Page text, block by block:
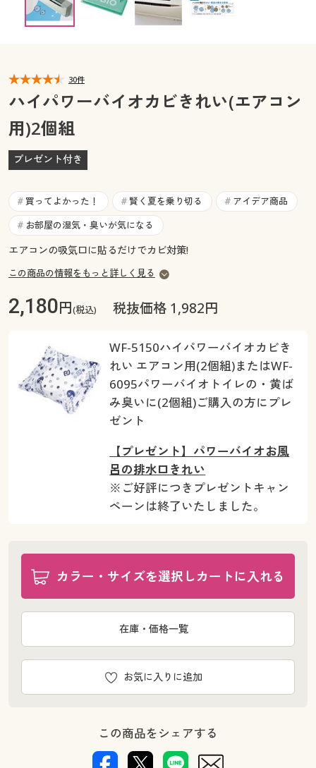
カタログ無料プレゼント
マイページ
閲覧履歴
お気に入り
サポート
ご利用ガイド
よくある質問とお問い合わせ
会員メニュー
閲覧履歴
お気に入り
サポート
ご利用ガイド
よくある質問とお問い合わせ
30件
ハイパワーバイオカビきれい(エアコン
用)2個組
プレゼント付き
# 買ってよかった！ # 賢く夏を乗り切る # アイデア商品
# お部屋の湿気・臭いが気になる
エアコンの吸気口に貼るだけでカビ対策!
この商品の情報をもっと詳しく見る
2,180円(税込) 税抜価格 1,982円
WF-5150ハイパワーバイオカビき
れい エアコン用(2個組)またはWF-
6095パワーバイオトイレの・黄ば
み臭いに(2個組)ご購入の方にプレ
ゼント
【プレゼント】パワーバイオお風
呂の排水口きれい
※ご好評につきプレゼントキャン
ペーンは終了いたしました。
カラー・サイズを選択しカートに入れる
お気に入りに追加
在庫・価格一覧
この商品をシェアする